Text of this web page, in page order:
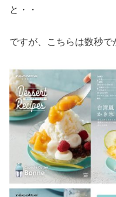
と・・
ですが、こちらは数秒で